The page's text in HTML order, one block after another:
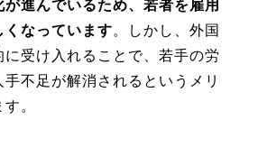
が進んでいるため、若者を雇用
くなっています。しかし、外国
に受け入れることで、若手の労
不足が解消されるというメリ
。